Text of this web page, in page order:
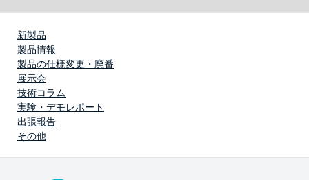
新製品
製品情報
製品の仕様変更・廃番
展示会
技術コラム
実験・デモレポート
出張報告
その他